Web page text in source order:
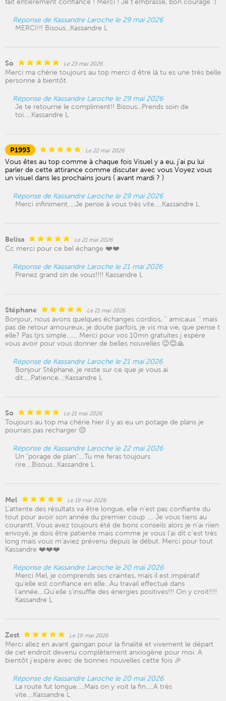
Réponse de Kassandre Laroche le 29 mai 2026
MERCI!!! Bisous...Kassandre L
So Le 23 mai 2026
Merci ma chérie toujours au top merci d être là tu es une très belle
personne à bientôt
Réponse de Kassandre Laroche le 29 mai 2026
Je te retourne le compliment!! Bisous...Prends soin de
toi.....Kassandre L
P1993 Le 22 mai 2026
Vous êtes au top comme à chaque fois Visuel y a eu, j’ai pu lui
parler de cette attirance comme discuter avec vous Voyez vous
un visuel dans les prochains jours ( avant mardi ? )
Réponse de Kassandre Laroche le 29 mai 2026
Merci infiniment.....Je pense à vous très vite.....Kassandre L
Belisa Le 21 mai 2026
Cc merci pour ce bel échange ❤️❤️
Réponse de Kassandre Laroche le 21 mai 2026
Prenez grand sin de vous!!!! Kassandre L
Stéphane Le 21 mai 2026
Bonjour, nous avons quelques échanges cordios, '' amicaux '' mais
pas de retour amoureux, je doute parfois, je vis ma vie, que pense t
elle? Pas tjrs simple....... Merci pour vos 10mn gratuites j espère
vous avoir pour vous donner de belles nouvelles 😉😊🙏
Réponse de Kassandre Laroche le 21 mai 2026
Bonjour Stéphane, je reste sur ce que je vous ai
dit.....Patience...;Kassandre L
So Le 21 mai 2026
Toujours au top ma chérie hier il y as eu un potage de plans je
pourrais pas recharger 😔
Réponse de Kassandre Laroche le 22 mai 2026
Un "porage de plan"....Tu me feras toujours
rire....Bisous...Kassandre L
Mel Le 19 mai 2026
L’attente des résultats va être longue, elle n’est pas confiante du
tout pour avoir son année du premier coup …. Je vous tiens au
courantt. Vous avez toujours été de bons conseils alors je n’ai riien
envoyé, je dois être patiente mais comme je vous l’ai dit c’est très
long mais vous m’aviez prévenu depuis le début. Merci pour tout
Kassandre ❤️❤️❤️
Réponse de Kassandre Laroche le 20 mai 2026
Merci Mel, je comprends ses craintes, mais il est impératif
qu'elle est confiance en elle...Au travail effectué dans
l'année....Qu'elle s'insuffle des énergies positives!!! On y croit!!!!
Kassandre L
Zest Le 19 mai 2026
Merci allez en avant gaingan pour la finalité et vivement le départ
de cet endroit devenu complètement anxiogène pour moi. A
bientôt j'espère avec de bonnes nouvelles cette fois 🎉
Réponse de Kassandre Laroche le 20 mai 2026
La route fut longue.....Mais on y voit la fin.....A très
vite....Kassandre L